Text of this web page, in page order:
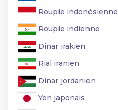
Roupie indonésienne
Roupie indienne
Dinar irakien
Rial iranien
Dinar jordanien
Yen japonais